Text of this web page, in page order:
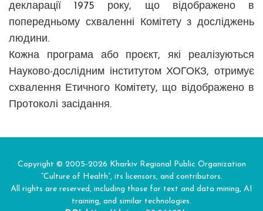
декларації 1975 року, що відображено в
попередньому схваленні Комітету з досліджень
людини.
Кожна програма або проєкт, які реалізуються
Науково-дослідним інститутом ХОГОКЗ, отримує
схвалення Етичного Комітету, що відображено в
Протоколі засідання.
Copyright © 2005-2026 Kharkiv Regional Public Organization
“Culture of Health”, its licensors, and contributors.
All rights are reserved, including those for text and data mining, AI
training, and similar technologies.